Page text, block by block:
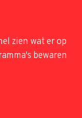
zien wat er op
bewaren